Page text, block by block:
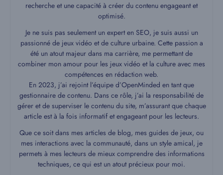
recherche et une capacité à créer du contenu engageant et
optimisé.
Je ne suis pas seulement un expert en SEO, je suis aussi un
passionné de jeux vidéo et de culture urbaine. Cette passion a
été un atout majeur dans ma carrière, me permettant de
combiner mon amour pour les jeux vidéo et la culture avec mes
compétences en rédaction web.
En 2023, j’ai rejoint l’équipe d’OpenMinded en tant que
gestionnaire de contenu. Dans ce rôle, j’ai la responsabilité de
gérer et de superviser le contenu du site, m’assurant que chaque
article est à la fois informatif et engageant pour les lecteurs.
Que ce soit dans mes articles de blog, mes guides de jeux, ou
mes interactions avec la communauté, dans un style amical, je
permets à mes lecteurs de mieux comprendre des informations
techniques, ce qui est un atout précieux pour moi.